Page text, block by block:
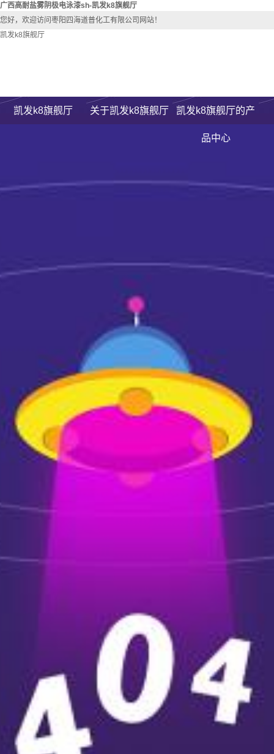
广西高耐盐雾阴极电泳漆sh-凯发k8旗舰厅
您好，欢迎访问枣阳四海道普化工有限公司网站！
凯发k8旗舰厅
凯发k8旗舰厅 关于凯发k8旗舰厅
荣誉资质
凯发k8旗舰厅的产
品中心
广西单组份阴极电泳漆sh-
广西高耐盐雾阴极电泳漆sh-
广西丙稀酸阴极底温电泳漆sh-